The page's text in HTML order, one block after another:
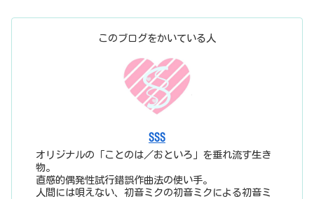
このブログをかいている人
SSS
オリジナルの「ことのは／おといろ」を垂れ流す生き
物。
直感的偶発性試行錯誤作曲法の使い手。
人間には唄えない、初音ミクの初音ミクによる初音ミ